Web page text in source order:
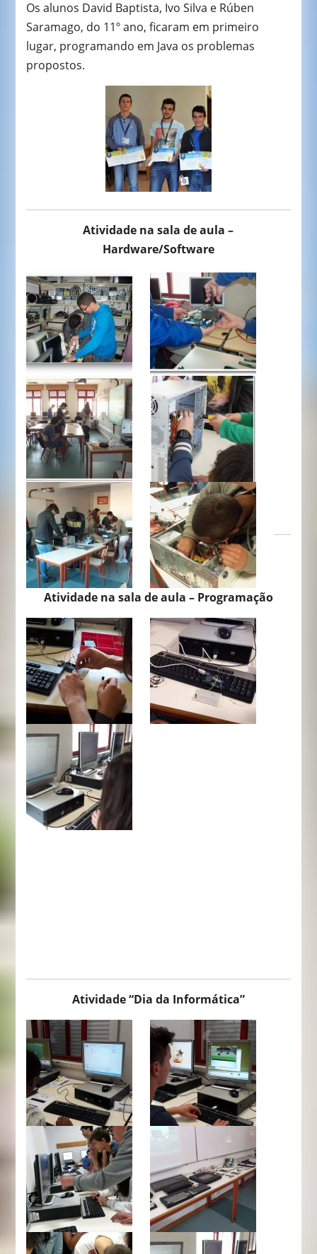
Os alunos David Baptista, Ivo Silva e Rúben
Saramago, do 11º ano, ficaram em primeiro
lugar, programando em Java os problemas
propostos.
Atividade na sala de aula –
Hardware/Software
Atividade na sala de aula – Programação
Atividade “Dia da Informática”